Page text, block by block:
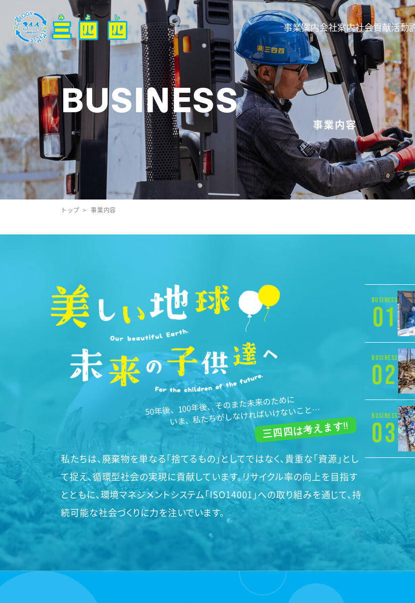
事業案内会社案内社会貢献活動
BUSINESS
事業内容
トップ 事業内容
50年後、100年後、そのまた未来のために
いま、私たちがしなければいけないこと…
三四四は考えます!!
私たちは、廃棄物を単なる「捨てるもの」としてではなく、貴重な「資源」とし
て捉え、循環型社会の実現に貢献しています。リサイクル率の向上を目指す
とともに、環境マネジメントシステム「ISO14001」への取り組みを通じて、持
続可能な社会づくりに力を注いでいます。
BUSINESS
01
BUSINESS
02
BUSINESS
03